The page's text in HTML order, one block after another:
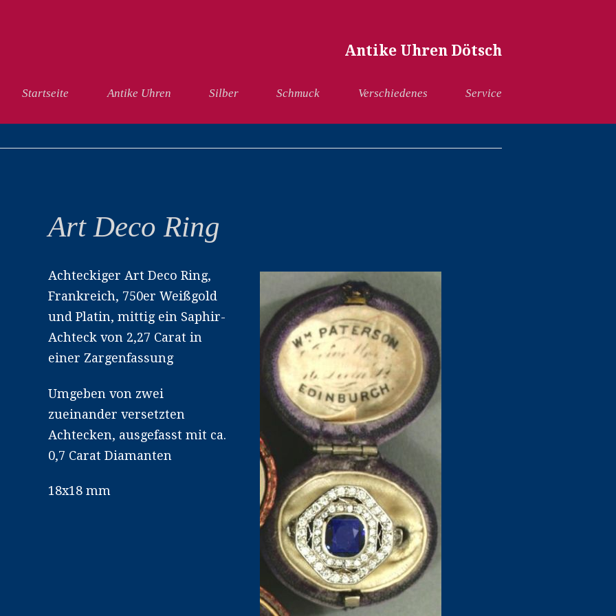
Antike Uhren Dötsch
Startseite Antike Uhren Silber Schmuck Verschiedenes Service
Art Deco Ring
Achteckiger Art Deco Ring,
Frankreich, 750er Weißgold
und Platin, mittig ein Saphir-
Achteck von 2,27 Carat in
einer Zargenfassung
Umgeben von zwei
zueinander versetzten
Achtecken, ausgefasst mit ca.
0,7 Carat Diamanten
18x18 mm